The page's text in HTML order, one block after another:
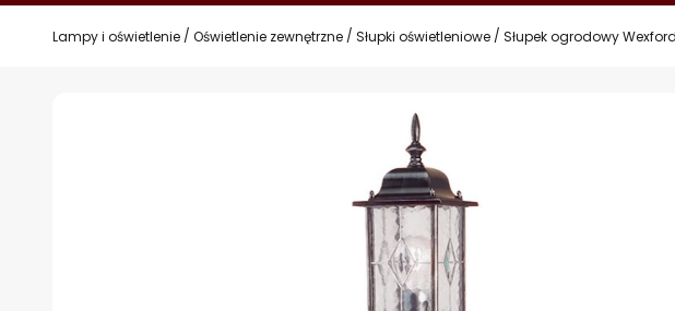
Lampy i oświetlenie Oświetlenie zewnętrzne Słupki oświetleniowe Słupek ogrodowy